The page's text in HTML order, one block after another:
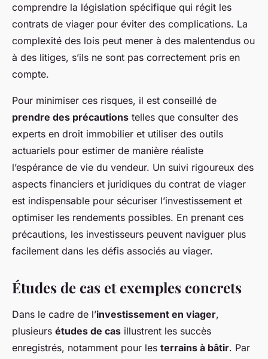
comprendre la législation spécifique qui régit les
contrats de viager pour éviter des complications. La
complexité des lois peut mener à des malentendus ou
à des litiges, s’ils ne sont pas correctement pris en
compte.
Pour minimiser ces risques, il est conseillé de
prendre des précautions telles que consulter des
experts en droit immobilier et utiliser des outils
actuariels pour estimer de manière réaliste
l’espérance de vie du vendeur. Un suivi rigoureux des
aspects financiers et juridiques du contrat de viager
est indispensable pour sécuriser l’investissement et
optimiser les rendements possibles. En prenant ces
précautions, les investisseurs peuvent naviguer plus
facilement dans les défis associés au viager.
Études de cas et exemples concrets
Dans le cadre de l’investissement en viager,
plusieurs études de cas illustrent les succès
enregistrés, notamment pour les terrains à bâtir. Par